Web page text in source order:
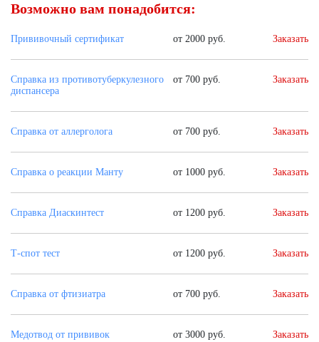
Возможно вам понадобится:
Прививочный сертификат от 2000 руб. Заказать
Справка из противотуберкулезного
диспансера
от 700 руб. Заказать
Справка от аллерголога от 700 руб. Заказать
Справка о реакции Манту от 1000 руб. Заказать
Справка Диаскинтест от 1200 руб. Заказать
Т-спот тест от 1200 руб. Заказать
Справка от фтизиатра от 700 руб. Заказать
Медотвод от прививок от 3000 руб. Заказать